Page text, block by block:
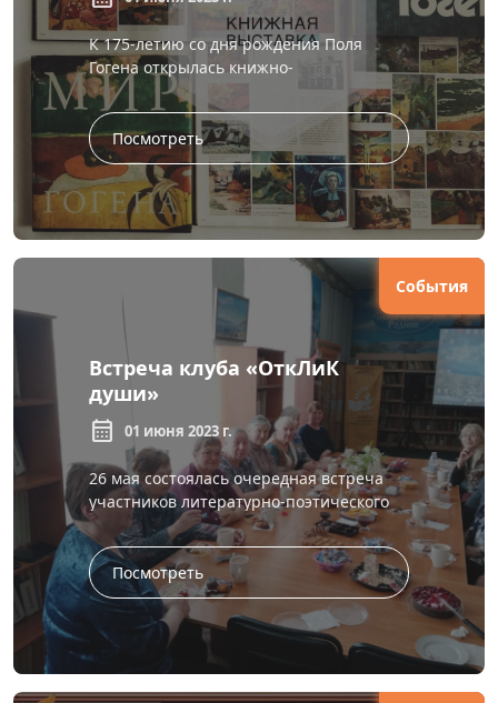
К 175-летию со дня рождения Поля
Гогена открылась книжно-
иллюстративная выставка,
подготовленная сотрудниками сектора
литературы по искусству. На...
Посмотреть
События
Встреча клуба «ОткЛиК
души»
calendar_month 01 июня 2023 г.
26 мая состоялась очередная встреча
участников литературно-поэтического
клуба «ОткЛиК души». Это было
завершающее заседание клуба перед
ух...Посмотреть